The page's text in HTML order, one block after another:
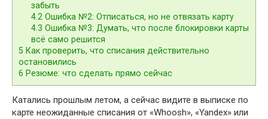
забыть
4.2 Ошибка №2: Отписаться, но не отвязать карту
4.3 Ошибка №3: Думать, что после блокировки карты
всё само решится
5 Как проверить, что списания действительно
остановились
6 Резюме: что сделать прямо сейчас
Катались прошлым летом, а сейчас видите в выписке по
карте неожиданные списания от «Whoosh», «Yandex» или